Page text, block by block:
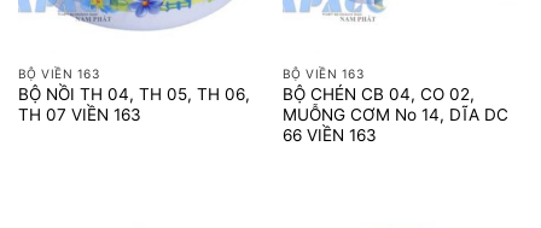
BỘ VIỀN 163
BỘ NỒI TH 04, TH 05, TH 06,
TH 07 VIỀN 163
BỘ VIỀN 163
BỘ CHÉN CB 04, CO 02,
MUỖNG CƠM No 14, DĨA DC
66 VIỀN 163